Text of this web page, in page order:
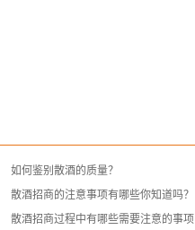
如何鉴别散酒的质量？
散酒招商的注意事项有哪些你知道吗？
散酒招商过程中有哪些需要注意的事项